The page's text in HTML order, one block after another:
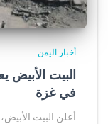
أخبار اليمن
البيت
في غزة
أعلن البيت